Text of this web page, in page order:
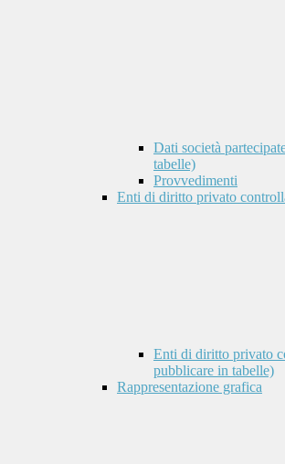
Dati società
tabelle)
Provvedimenti
Enti di diritto privato
Enti di diritto privato
pubblicare in tabelle)
Rappresentazione grafica